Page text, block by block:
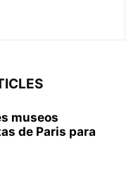
museos
de Pari­s para